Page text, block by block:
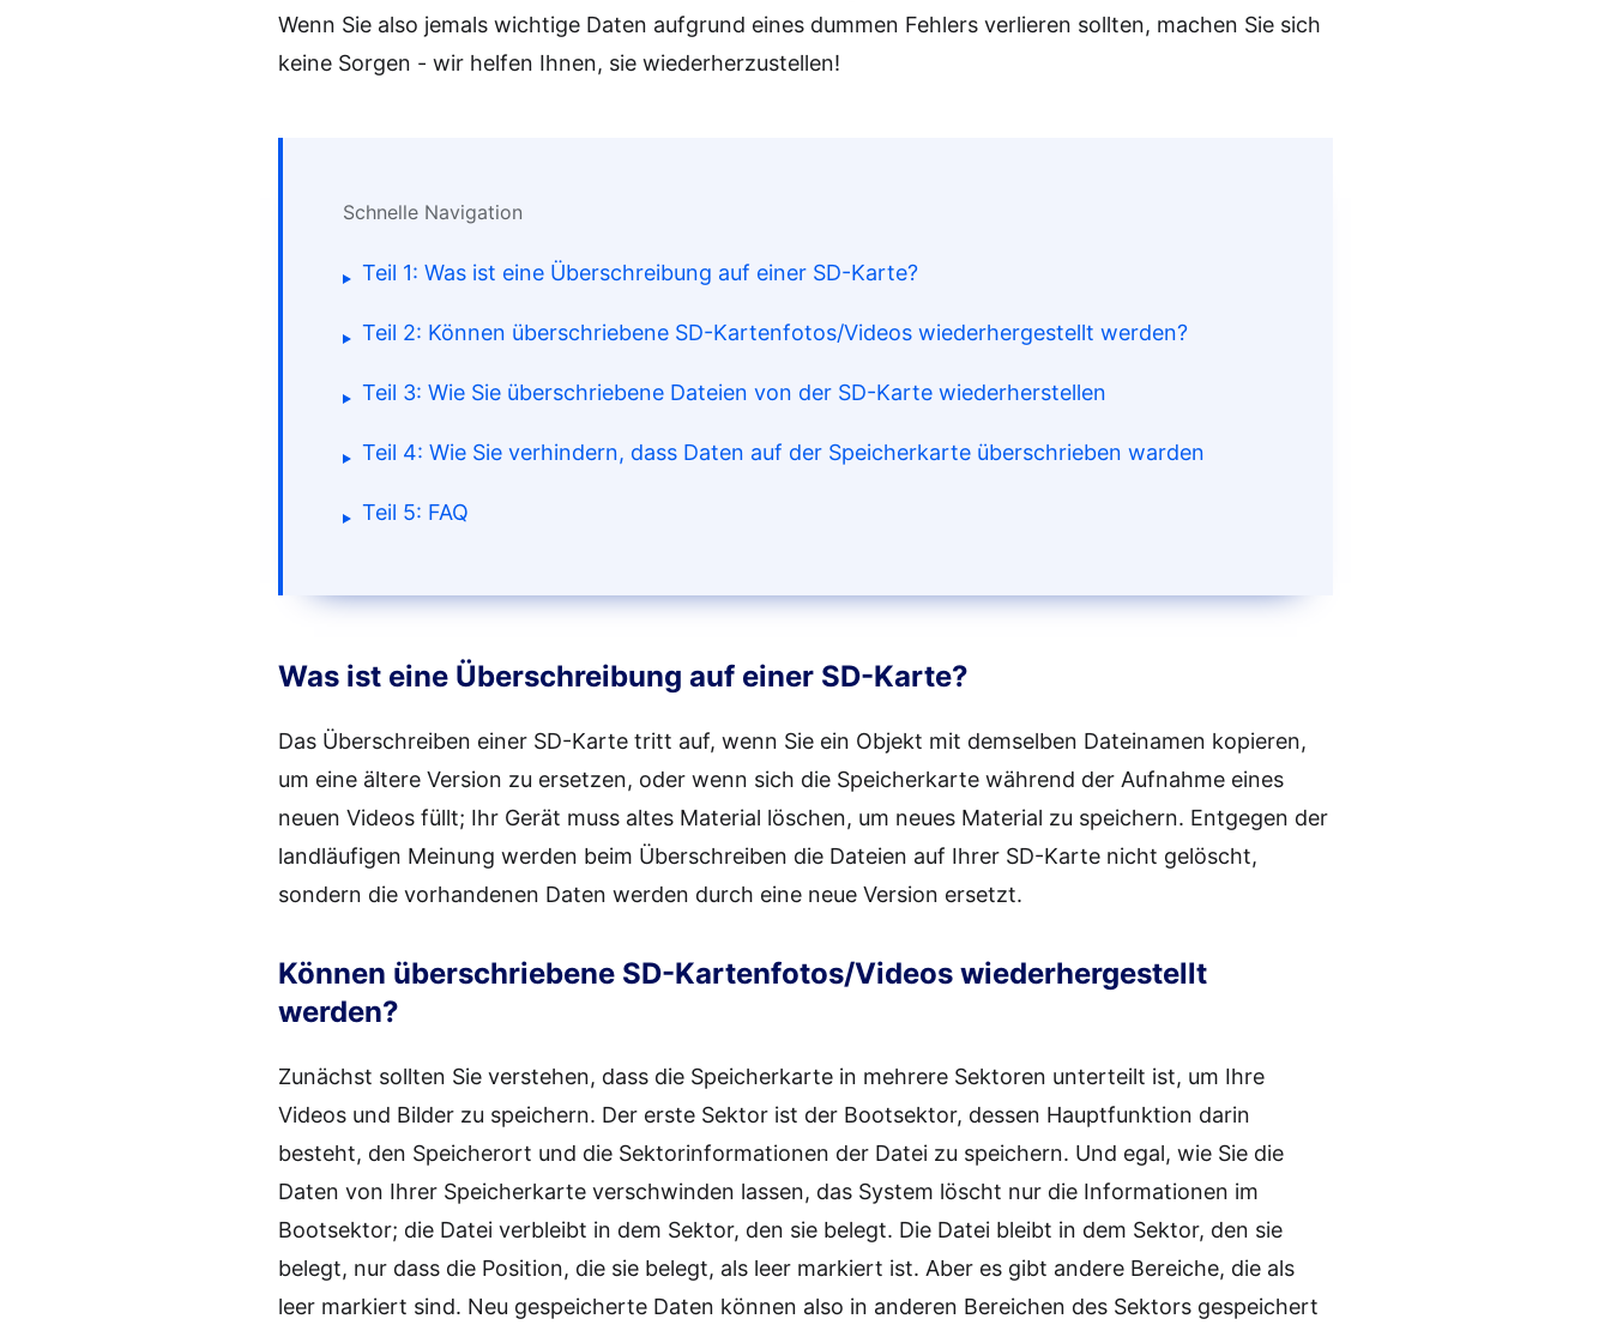
Wenn Sie also jemals wichtige Daten aufgrund eines dummen Fehlers verlieren sollten, machen Sie sich
keine Sorgen - wir helfen Ihnen, sie wiederherzustellen!
Schnelle Navigation
Teil 1: Was ist eine Überschreibung auf einer SD-Karte?
Teil 2: Können überschriebene SD-Kartenfotos/Videos wiederhergestellt werden?
Teil 3: Wie Sie überschriebene Dateien von der SD-Karte wiederherstellen
Teil 4: Wie Sie verhindern, dass Daten auf der Speicherkarte überschrieben warden
Teil 5: FAQ
Was ist eine Überschreibung auf einer SD-Karte?
Das Überschreiben einer SD-Karte tritt auf, wenn Sie ein Objekt mit demselben Dateinamen kopieren,
um eine ältere Version zu ersetzen, oder wenn sich die Speicherkarte während der Aufnahme eines
neuen Videos füllt; Ihr Gerät muss altes Material löschen, um neues Material zu speichern. Entgegen der
landläufigen Meinung werden beim Überschreiben die Dateien auf Ihrer SD-Karte nicht gelöscht,
sondern die vorhandenen Daten werden durch eine neue Version ersetzt.
Können überschriebene SD-Kartenfotos/Videos wiederhergestellt
werden?
Zunächst sollten Sie verstehen, dass die Speicherkarte in mehrere Sektoren unterteilt ist, um Ihre
Videos und Bilder zu speichern. Der erste Sektor ist der Bootsektor, dessen Hauptfunktion darin
besteht, den Speicherort und die Sektorinformationen der Datei zu speichern. Und egal, wie Sie die
Daten von Ihrer Speicherkarte verschwinden lassen, das System löscht nur die Informationen im
Bootsektor; die Datei verbleibt in dem Sektor, den sie belegt. Die Datei bleibt in dem Sektor, den sie
belegt, nur dass die Position, die sie belegt, als leer markiert ist. Aber es gibt andere Bereiche, die als
leer markiert sind. Neu gespeicherte Daten können also in anderen Bereichen des Sektors gespeichert